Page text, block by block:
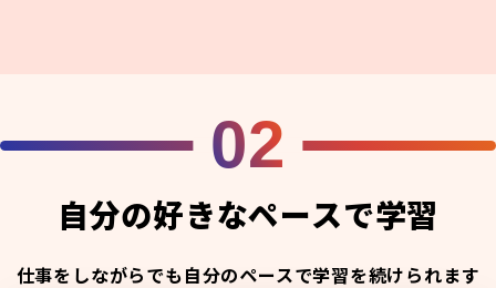
02
自分の好きなペースで学習
仕事をしながらでも自分のペースで学習を続けられます